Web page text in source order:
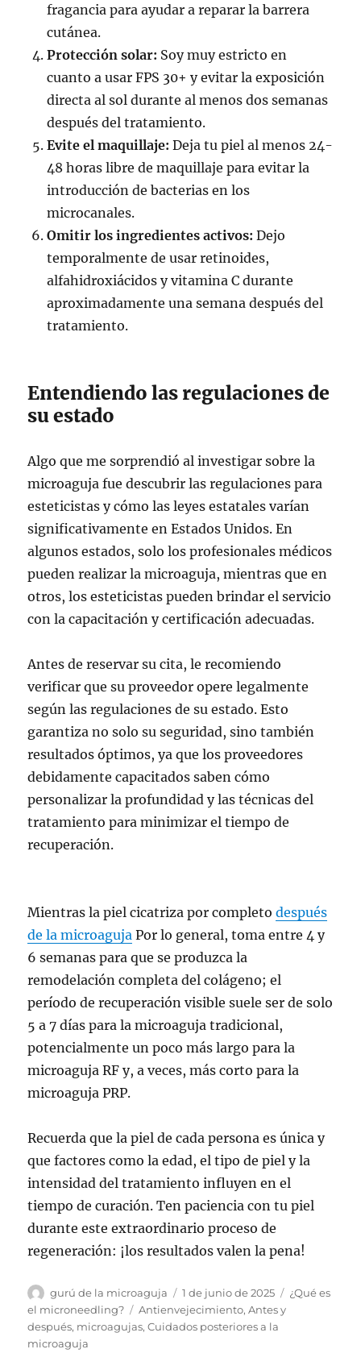
fragancia para ayudar a reparar la barrera
cutánea.
Protección solar: Soy muy estricto en
cuanto a usar FPS 30+ y evitar la exposición
directa al sol durante al menos dos semanas
después del tratamiento.
Evite el maquillaje: Deja tu piel al menos 24-
48 horas libre de maquillaje para evitar la
introducción de bacterias en los
microcanales.
Omitir los ingredientes activos: Dejo
temporalmente de usar retinoides,
alfahidroxiácidos y vitamina C durante
aproximadamente una semana después del
tratamiento.
Entendiendo las regulaciones de
su estado
Algo que me sorprendió al investigar sobre la
microaguja fue descubrir las regulaciones para
esteticistas y cómo las leyes estatales varían
significativamente en Estados Unidos. En
algunos estados, solo los profesionales médicos
pueden realizar la microaguja, mientras que en
otros, los esteticistas pueden brindar el servicio
con la capacitación y certificación adecuadas.
Antes de reservar su cita, le recomiendo
verificar que su proveedor opere legalmente
según las regulaciones de su estado. Esto
garantiza no solo su seguridad, sino también
resultados óptimos, ya que los proveedores
debidamente capacitados saben cómo
personalizar la profundidad y las técnicas del
tratamiento para minimizar el tiempo de
recuperación.
Mientras la piel cicatriza por completodespués
de la microaguja Por lo general, toma entre 4 y
6 semanas para que se produzca la
remodelación completa del colágeno; el
período de recuperación visible suele ser de solo
5 a 7 días para la microaguja tradicional,
potencialmente un poco más largo para la
microaguja RF y, a veces, más corto para la
microaguja PRP.
Recuerda que la piel de cada persona es única y
que factores como la edad, el tipo de piel y la
intensidad del tratamiento influyen en el
tiempo de curación. Ten paciencia con tu piel
durante este extraordinario proceso de
regeneración: ¡los resultados valen la pena!
Autor
gurú de la microaguja
Publicado
el
1 de junio de 2025 Categorías
¿Qué es
el microneedling?
Etiquetas
Antienvejecimiento,Antes y
después, microagujas,Cuidados posteriores a la
microaguja